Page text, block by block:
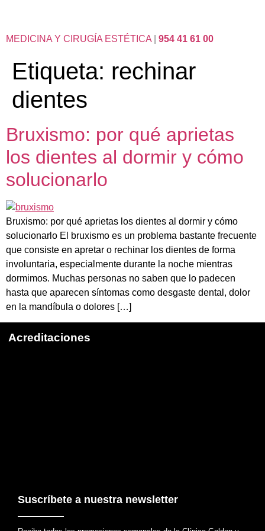
MEDICINA Y CIRUGÍA ESTÉTICA 954 41 61 00
Etiqueta: rechinar
dientes
Bruxismo: por qué aprietas
los dientes al dormir y cómo
solucionarlo
Bruxismo: por qué aprietas los dientes al dormir y cómo
solucionarlo El bruxismo es un problema bastante frecuente
que consiste en apretar o rechinar los dientes de forma
involuntaria, especialmente durante la noche mientras
dormimos. Muchas personas no saben que lo padecen
hasta que aparecen síntomas como desgaste dental, dolor
en la mandíbula o dolores […]
Acreditaciones
Suscríbete a nuestra newsletter